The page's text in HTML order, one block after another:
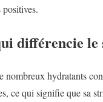
différencie le
nombreux hydratants
ce qui signifie que sa